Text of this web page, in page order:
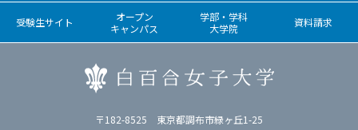
受験生サイト
オープン
キャンパス
学部・学科
大学院
資料請求
〒182-8525 東京都調布市緑ヶ丘1-25